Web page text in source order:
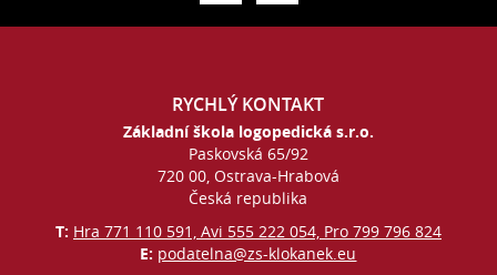
RYCHLÝ KONTAKT
Základní škola logopedická s.r.o.
Paskovská 65/92
720 00, Ostrava-Hrabová
Česká republika
T: Hra 771 110 591, Avi 555 222 054, Pro 799 796 824
E: podatelna@zs-klokanek.eu